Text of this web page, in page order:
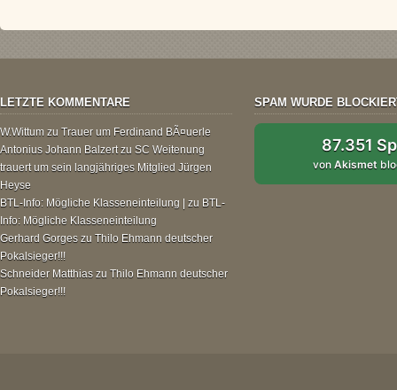
LETZTE KOMMENTARE
W.Wittum zu Trauer um Ferdinand BÃ¤uerle
Antonius Johann Balzertzu SC Weitenung
trauert um sein langjähriges Mitglied Jürgen
Heyse
BTL-Info: Mögliche Klasseneinteilung |
zu BTL-
Info: Mögliche Klasseneinteilung
Gerhard Gorges zu Thilo Ehmann deutscher
Pokalsieger!!!
Schneider Matthias zu Thilo Ehmann deutscher
Pokalsieger!!!
SPAM WURDE
87.351
vonAkismet